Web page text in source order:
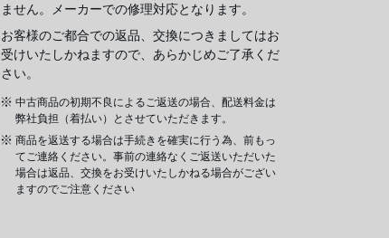
ません。メーカーでの修理対応となります。
お客様のご都合での返品、交換につきましてはお
受けいたしかねますので、あらかじめご了承くだ
さい。
中古商品の初期不良によるご返送の場合、配送料金は
弊社負担（着払い）とさせていただきます。
商品を返送する場合は手続きを確実に行う為、前もっ
てご連絡ください。事前の連絡なくご返送いただいた
場合は返品、交換をお受けいたしかねる場合がござい
ますのでご注意ください